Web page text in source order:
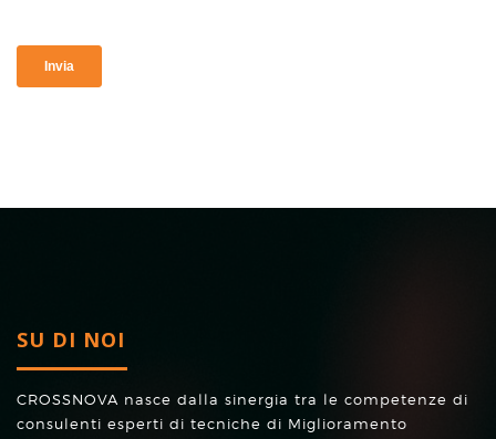
SU DI NOI
CROSSNOVA nasce dalla sinergia tra le competenze di
consulenti esperti di tecniche di Miglioramento